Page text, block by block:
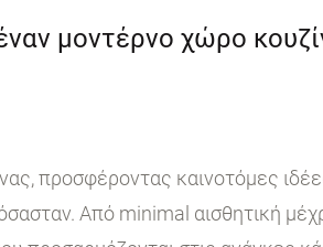
μοντέρνο χώρο
προσφέροντας καινοτόμες
Από minimal αισθητική